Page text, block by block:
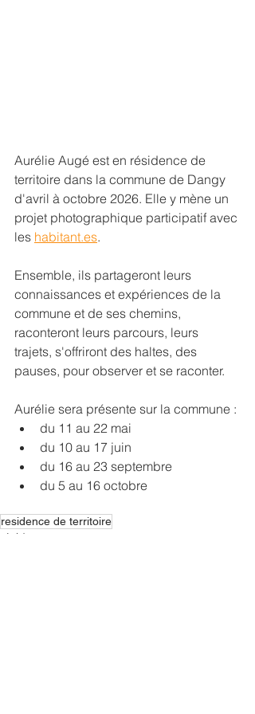
Aurélie Augé est en résidence de
territoire dans la commune de Dangy
d'avril à octobre 2026. Elle y mène un
projet photographique participatif avec
les habitant.es.
Ensemble, ils partageront leurs
connaissances et expériences de la
commune et de ses chemins,
raconteront leurs parcours, leurs
trajets, s'offriront des haltes, des
pauses, pour observer et se raconter.
Aurélie sera présente sur la commune :
du 11 au 22 mai
du 10 au 17 juin
du 16 au 23 septembre
du 5 au 16 octobre
residence de territoire
résidences